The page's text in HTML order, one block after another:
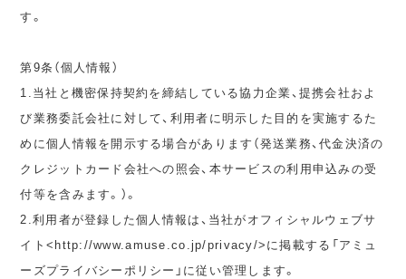
す。
第9条（個人情報）
1.当社と機密保持契約を締結している協力企業、提携会社およ
び業務委託会社に対して、利用者に明示した目的を実施するた
めに個人情報を開示する場合があります（発送業務、代金決済の
クレジットカード会社への照会、本サービスの利用申込みの受
付等を含みます。）。
2.利用者が登録した個人情報は、当社がオフィシャルウェブサ
イト<http://www.amuse.co.jp/privacy/>に掲載する「アミュ
ーズプライバシーポリシー」に従い管理します。